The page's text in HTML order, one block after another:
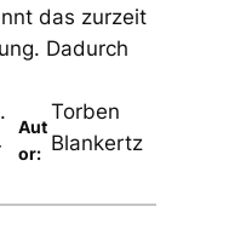
das zurzeit
Dadurch
Aut
or:
Torben
Blankertz